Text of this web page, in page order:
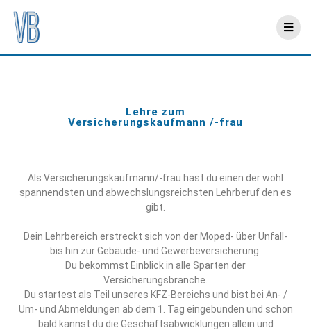
Lehre zum
Versicherungskaufmann /-frau
Als Versicherungskaufmann/-frau hast du einen der wohl
spannendsten und abwechslungsreichsten Lehrberuf den es
gibt.
Dein Lehrbereich erstreckt sich von der Moped- über Unfall-
bis hin zur Gebäude- und Gewerbeversicherung.
Du bekommst Einblick in alle Sparten der
Versicherungsbranche.
Du startest als Teil unseres KFZ-Bereichs und bist bei An- /
Um- und Abmeldungen ab dem 1. Tag eingebunden und schon
bald kannst du die Geschäftsabwicklungen allein und